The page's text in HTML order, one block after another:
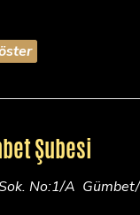
Şubesi
No:1/A